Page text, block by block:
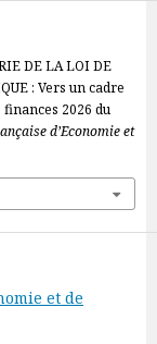
DE LA LOI DE
: Vers un cadre
2026 du
d’Economie et
et de